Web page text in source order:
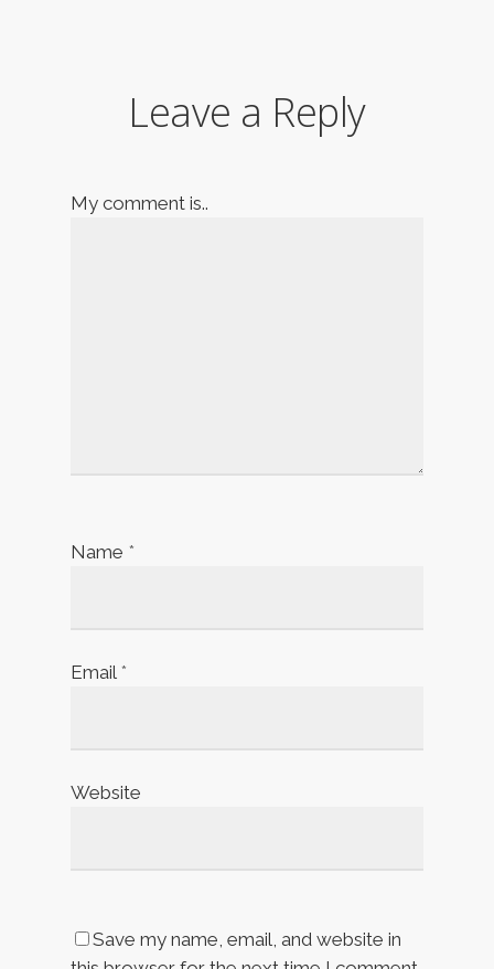
Leave a Reply
My comment is..
Name *
Email *
Website
Save my name, email, and website in